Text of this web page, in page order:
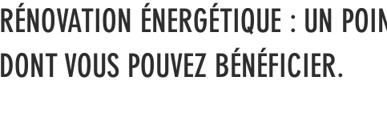
RÉNOVATION ÉNERGÉTIQUE : UN
DONT VOUS POUVEZ BÉNÉFICIER.